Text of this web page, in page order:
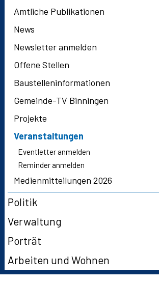
Amtliche Publikationen
News
Newsletter anmelden
Offene Stellen
Baustelleninformationen
Gemeinde-TV Binningen
Projekte
Veranstaltungen
Eventletter anmelden
Reminder anmelden
Medienmitteilungen 2026
Politik
Verwaltung
Porträt
Arbeiten und Wohnen